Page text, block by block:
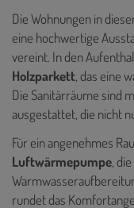
Die Wohnungen in
eine hochwertige
vereint. In den
Holzparkett, das eine
Die Sanitärräume sind
ausgestattet, die nicht
Für ein angenehmes
Luftwärmepumpe,
rundet das